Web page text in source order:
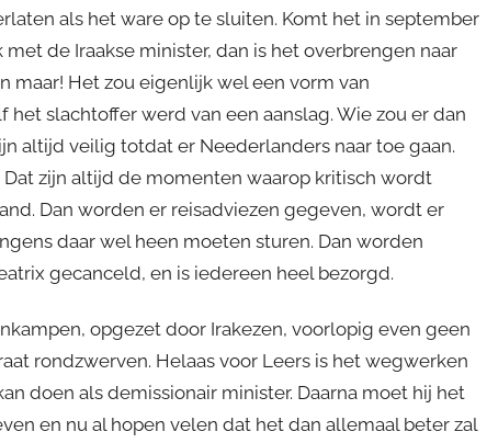
als het ware op te sluiten. Komt het in september
de Iraakse minister, dan is het overbrengen naar
maar! Het zou eigenlijk wel een vorm van
slachtoffer werd van een aanslag. Wie zou er dan
altijd veilig totdat er Neederlanders naar toe gaan.
zijn altijd de momenten waarop kritisch wordt
Dan worden er reisadviezen gegeven, wordt er
daar wel heen moeten sturen. Dan worden
gecanceld, en is iedereen heel bezorgd.
opgezet door Irakezen, voorlopig even geen
rondzwerven. Helaas voor Leers is het wegwerken
doen als demissionair minister. Daarna moet hij het
en nu al hopen velen dat het dan allemaal beter zal